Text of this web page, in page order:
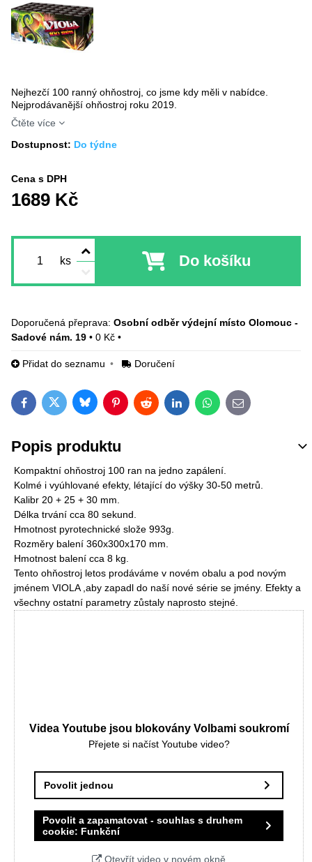
Nejhezčí 100 ranný ohňostroj, co jsme kdy měli v nabídce.
Nejprodávanější ohňostroj roku 2019.
Čtěte více
Dostupnost: Do týdne
Cena s DPH
1689 Kč
ks Do košíku
Osobní odběr výdejní místo Olomouc -
Sadové nám. 19 • 0 Kč •
Přidat do seznamu Doručení
FacebookTwitterBlueskyPinterestRedditLinkedInWhatsApp
E-mail
Popis produktu
Kompaktní ohňostroj 100 ran na jedno zapálení.
Kolmé i vyúhlované efekty, létající do výšky 30-50 metrů.
Kalibr 20 + 25 + 30 mm.
Délka trvání cca 80 sekund.
Hmotnost pyrotechnické slože 993g.
Rozměry balení 360x300x170 mm.
Hmotnost balení cca 8 kg.
Tento ohňostroj letos prodáváme v novém obalu a pod novým
jménem VIOLA ,aby zapadl do naší nové série se jmény. Efekty a
všechny ostatní parametry zůstaly naprosto stejné.
Videa Youtube jsou blokovány Volbami soukromí
Přejete si načíst Youtube video?
Povolit jednou
Povolit a zapamatovat - souhlas s druhem
cookie: Funkční
Otevřít video v novém okně